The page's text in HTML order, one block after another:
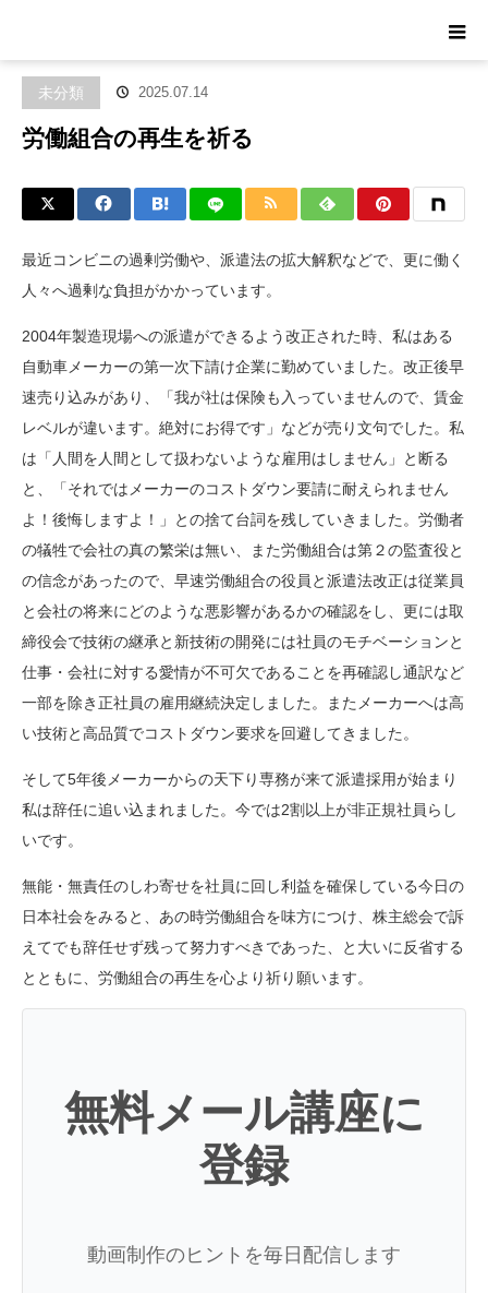
未分類 2025.07.14
労働組合の再生を祈る
最近コンビニの過剰労働や、派遣法の拡大解釈などで、更に働く
人々へ過剰な負担がかかっています。
2004年製造現場への派遣ができるよう改正された時、私はある
自動車メーカーの第一次下請け企業に勤めていました。改正後早
速売り込みがあり、「我が社は保険も入っていませんので、賃金
レベルが違います。絶対にお得です」などが売り文句でした。私
は「人間を人間として扱わないような雇用はしません」と断る
と、「それではメーカーのコストダウン要請に耐えられません
よ！後悔しますよ！」との捨て台詞を残していきました。労働者
の犠牲で会社の真の繁栄は無い、また労働組合は第２の監査役と
の信念があったので、早速労働組合の役員と派遣法改正は従業員
と会社の将来にどのような悪影響があるかの確認をし、更には取
締役会で技術の継承と新技術の開発には社員のモチベーションと
仕事・会社に対する愛情が不可欠であることを再確認し通訳など
一部を除き正社員の雇用継続決定しました。またメーカーへは高
い技術と高品質でコストダウン要求を回避してきました。
そして5年後メーカーからの天下り専務が来て派遣採用が始まり
私は辞任に追い込まれました。今では2割以上が非正規社員らし
いです。
無能・無責任のしわ寄せを社員に回し利益を確保している今日の
日本社会をみると、あの時労働組合を味方につけ、株主総会で訴
えてでも辞任せず残って努力すべきであった、と大いに反省する
とともに、労働組合の再生を心より祈り願います。
無料メール講座に
登録
動画制作のヒントを毎日配信します